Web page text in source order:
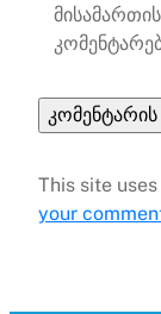
This site
your